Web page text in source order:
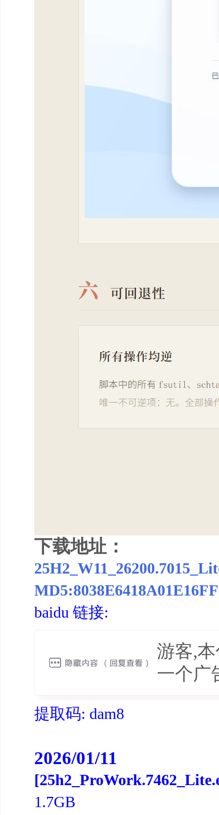
下载地址：
baidu 链接:
游客,
一个广
提取码: dam8
2026/01/11
1.7GB